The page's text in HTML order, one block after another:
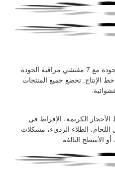
نحافظ على رقابة صارمة على الجودة مع 7 مفتشي مراقبة الجودة
تخضع جميع المنتجات
الكريمة، الإفراط في
اللحام، الطلاء الرديء، مشكلات
الأسطح التالفة.